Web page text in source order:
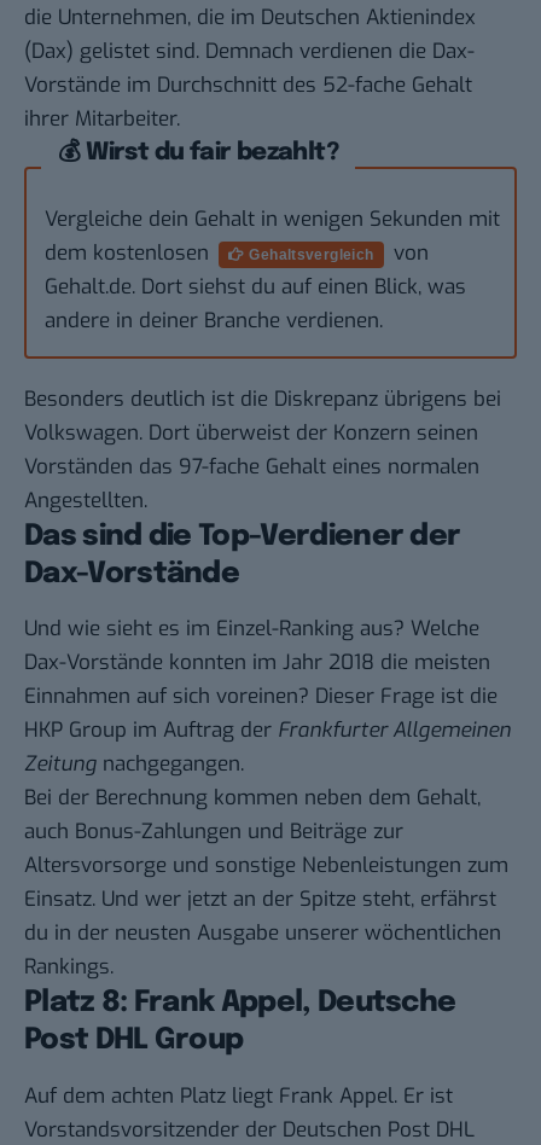
die Unternehmen, die im Deutschen Aktienindex
(Dax) gelistet sind. Demnach verdienen die Dax-
Vorstände im Durchschnitt des 52-fache Gehalt
ihrer Mitarbeiter.
💰 Wirst du fair bezahlt?
Vergleiche dein Gehalt in wenigen Sekunden mit
dem kostenlosen
Gehaltsvergleich
von
Gehalt.de. Dort siehst du auf einen Blick, was
andere in deiner Branche verdienen.
Besonders deutlich ist die Diskrepanz übrigens bei
Volkswagen. Dort überweist der Konzern seinen
Vorständen das 97-fache Gehalt eines normalen
Angestellten.
Das sind die Top-Verdiener der
Dax-Vorstände
Und wie sieht es im Einzel-Ranking aus? Welche
Dax-Vorstände konnten im Jahr 2018 die meisten
Einnahmen auf sich voreinen? Dieser Frage ist die
HKP Group im Auftrag der Frankfurter Allgemeinen
Zeitung nachgegangen.
Bei der Berechnung kommen neben dem Gehalt,
auch Bonus-Zahlungen und Beiträge zur
Altersvorsorge und sonstige Nebenleistungen zum
Einsatz. Und wer jetzt an der Spitze steht, erfährst
du in der neusten Ausgabe unserer wöchentlichen
Rankings.
Platz 8: Frank Appel, Deutsche
Post DHL Group
Auf dem achten Platz liegt Frank Appel. Er ist
Vorstandsvorsitzender der Deutschen Post DHL